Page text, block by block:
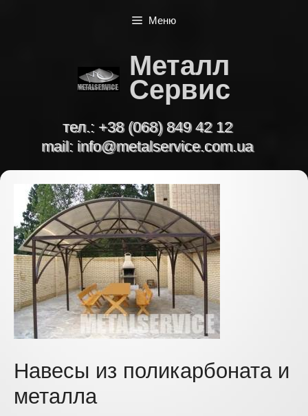
Меню
Металл
Сервис
тел.: +38 (068) 849 42 12
mail: info@metalservice.com.ua
Навесы из поликарбоната и
металла